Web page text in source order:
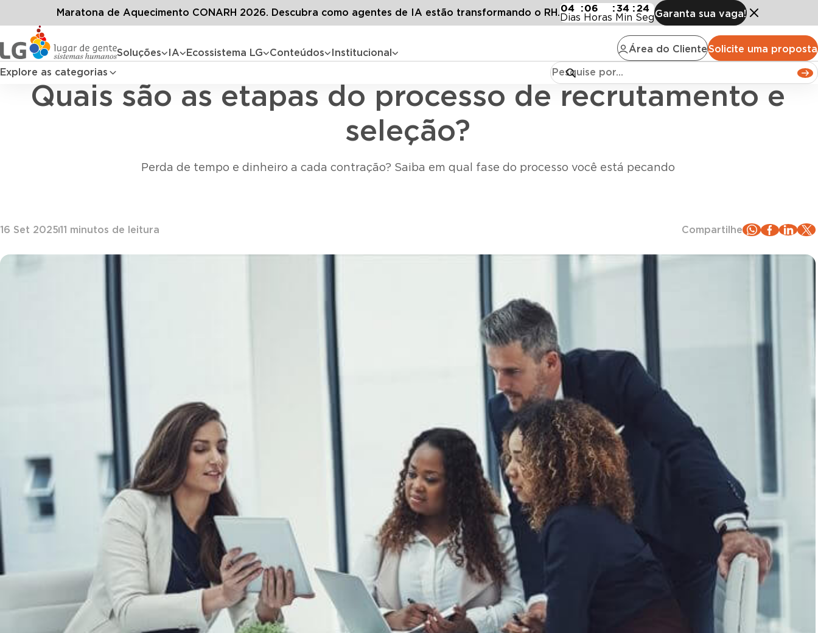
Soluções IA Ecossistema LG Conteúdos Institucional Área do ClienteSolicite uma proposta
Explore as categorias
Maratona de Aquecimento CONARH 2026. Descubra como agentes de IA estão transformando o RH.04
Dias
:06
Horas
:34
Min
:23
SegGaranta sua vaga!
Quais são as etapas do processo de recrutamento e seleção?
Quais são as etapas do processo de recrutamento e
seleção?
Perda de tempo e dinheiro a cada contração? Saiba em qual fase do processo você está pecando
16 Set 202511 minutos de leitura Compartilhe